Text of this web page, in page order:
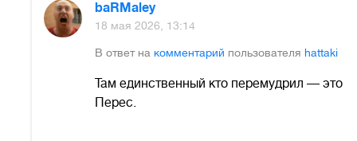
baRMaley
18 мая 2026, 13:14
В ответ на комментарий пользователя hattaki
Там единственный кто перемудрил — это
Перес.